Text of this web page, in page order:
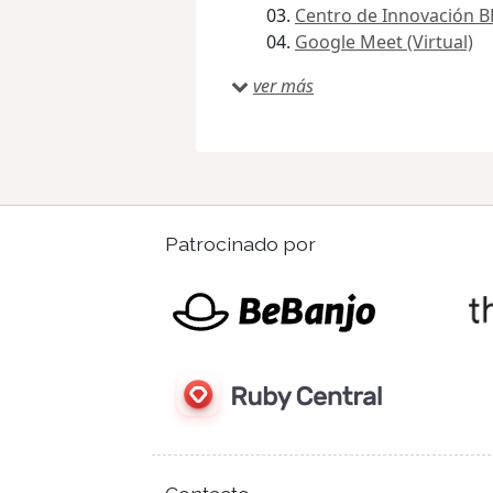
Centro de Innovación
Google Meet (Virtual)
ver más
Patrocinado por